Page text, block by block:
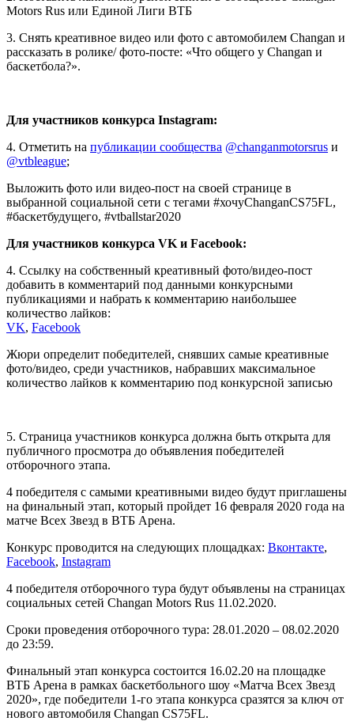
Motors Rus или Единой Лиги ВТБ
3. Снять креативное видео или фото с автомобилем Changan и
рассказать в ролике/ фото-посте: «Что общего у Changan и
баскетбола?».
Для участников конкурса Instagram:
4. Отметить на публикации сообщества @changanmotorsrus и
@vtbleague;
Выложить фото или видео-пост на своей странице в
выбранной социальной сети с тегами #хочуChanganCS75FL,
#баскетбудущего, #vtballstar2020
Для участников конкурса VK и Facebook:
4. Ссылку на собственный креативный фото/видео-пост
добавить в комментарий под данными конкурсными
публикациями и набрать к комментарию наибольшее
количество лайков:
VK, Facebook
Жюри определит победителей, снявших самые креативные
фото/видео, среди участников, набравших максимальное
количество лайков к комментарию под конкурсной записью
5. Страница участников конкурса должна быть открыта для
публичного просмотра до объявления победителей
отборочного этапа.
4 победителя с самыми креативными видео будут приглашены
на финальный этап, который пройдет 16 февраля 2020 года на
матче Всех Звезд в ВТБ Арена.
Конкурс проводится на следующих площадках: Вконтакте,
Facebook, Instagram
4 победителя отборочного тура будут объявлены на страницах
социальных сетей Changan Motors Rus 11.02.2020.
Сроки проведения отборочного тура: 28.01.2020 – 08.02.2020
до 23:59.
Финальный этап конкурса состоится 16.02.20 на площадке
ВТБ Арена в рамках баскетбольного шоу «Матча Всех Звезд
2020», где победители 1-го этапа конкурса сразятся за ключ от
нового автомобиля Changan CS75FL.